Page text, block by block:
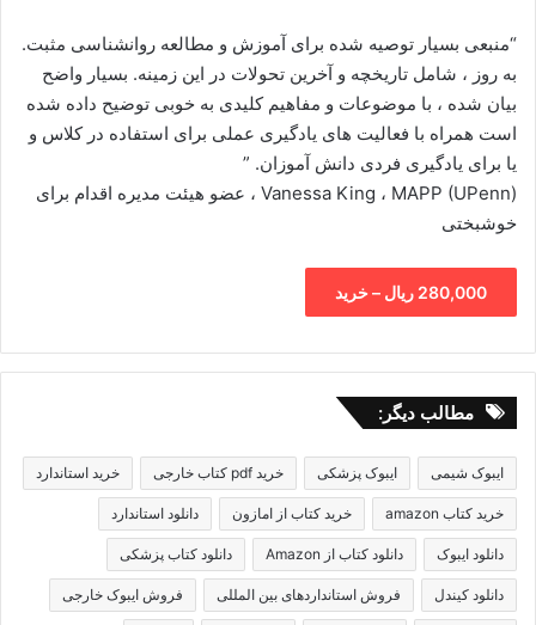
“منبعی بسیار توصیه شده برای آموزش و مطالعه روانشناسی مثبت.
به روز ، شامل تاریخچه و آخرین تحولات در این زمینه. بسیار واضح
بیان شده ، با موضوعات و مفاهیم کلیدی به خوبی توضیح داده شده
است همراه با فعالیت های یادگیری عملی برای استفاده در کلاس و
یا برای یادگیری فردی دانش آموزان. ”
Vanessa King ، MAPP (UPenn) ، عضو هیئت مدیره اقدام برای
خوشبختی
280,000 ریال – خرید
مطالب دیگر:
ایبوک شیمی ایبوک پزشکی خرید pdf کتاب خارجی خرید استاندارد
خرید کتاب amazon خرید کتاب از امازون دانلود استاندارد
دانلود ایبوک دانلود کتاب از Amazon دانلود کتاب پزشکی
دانلود کیندل فروش استانداردهای بین المللی فروش ایبوک خارجی